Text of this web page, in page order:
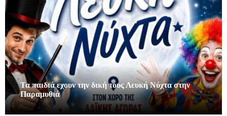
Τα παιδιά εχουν την δική τους Λευκή Νύχτα στην
Παραμυθιά